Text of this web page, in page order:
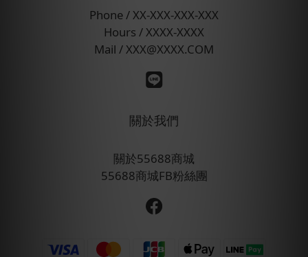
Phone / XX-XXX-XXX-XXX
Hours / XXXX-XXXX
Mail / XXX@XXXX.COM
關於我們
關於55688商城
55688商城FB粉絲團